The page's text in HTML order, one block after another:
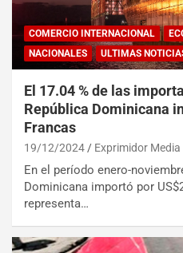
COMERCIO INTERNACIONAL
NACIONALES
ULTIMAS
El 17.04 % de las
República Dominicana
Francas
19/12/2024 Exprimidor Media
En el período enero-
Dominicana importó por
representa…